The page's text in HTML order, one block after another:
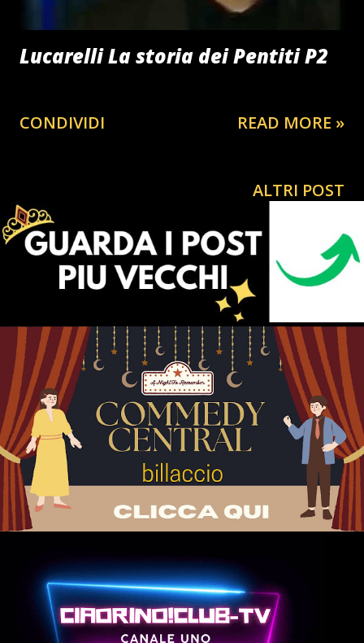
Lucarelli La storia dei Pentiti P2
CONDIVIDI READ MORE »
ALTRI POST